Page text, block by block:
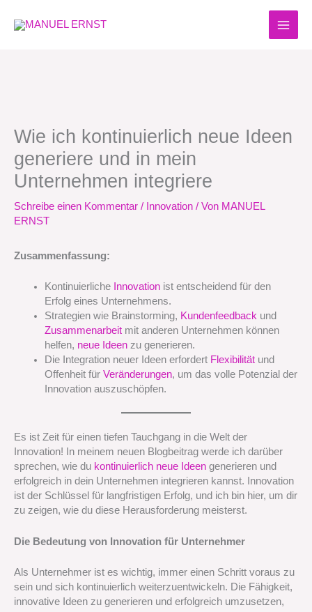
Inhalt
Wie ich kontinuierlich neue Ideen
generiere und in mein
Unternehmen integriere
Schreibe einen Kommentar / Innovation / Von MANUEL
ERNST
Zusammenfassung:
Kontinuierliche Innovationist entscheidend für den
Erfolg eines Unternehmens.
Strategien wie Brainstorming, Kundenfeedback und
Zusammenarbeitmit anderen Unternehmen können
helfen, neue Ideenzu generieren.
Die Integration neuer Ideen erfordert Flexibilitätund
Offenheit für Veränderungen, um das volle Potenzial der
Innovation auszuschöpfen.
Es ist Zeit für einen tiefen Tauchgang in die Welt der
Innovation! In meinem neuen Blogbeitrag werde ich darüber
sprechen, wie du kontinuierlich neue Ideen generieren und
erfolgreich in dein Unternehmen integrieren kannst. Innovation
ist der Schlüssel für langfristigen Erfolg, und ich bin hier, um dir
zu zeigen, wie du diese Herausforderung meisterst.
Die Bedeutung von Innovation für Unternehmer
Als Unternehmer ist es wichtig, immer einen Schritt voraus zu
sein und sich kontinuierlich weiterzuentwickeln. Die Fähigkeit,
innovative Ideen zu generieren und erfolgreich umzusetzen,